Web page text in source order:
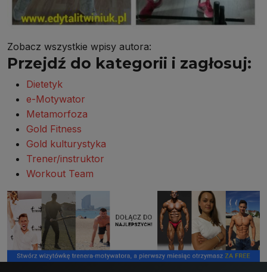
Zobacz wszystkie wpisy autora:
Przejdź do kategorii i zagłosuj:
Dietetyk
e-Motywator
Metamorfoza
Gold Fitness
Gold kulturystyka
Trener/instruktor
Workout Team